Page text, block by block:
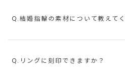
Q.結婚指輪の素材について教えてく
Q.リングに刻印できますか？